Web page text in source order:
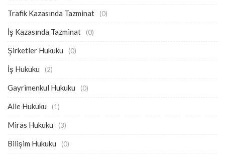
Trafik Kazasında Tazminat (0)
İş Kazasında Tazminat (0)
Şirketler Hukuku (0)
İş Hukuku (2)
Gayrimenkul Hukuku (0)
Aile Hukuku (1)
Miras Hukuku (3)
Bilişim Hukuku (0)